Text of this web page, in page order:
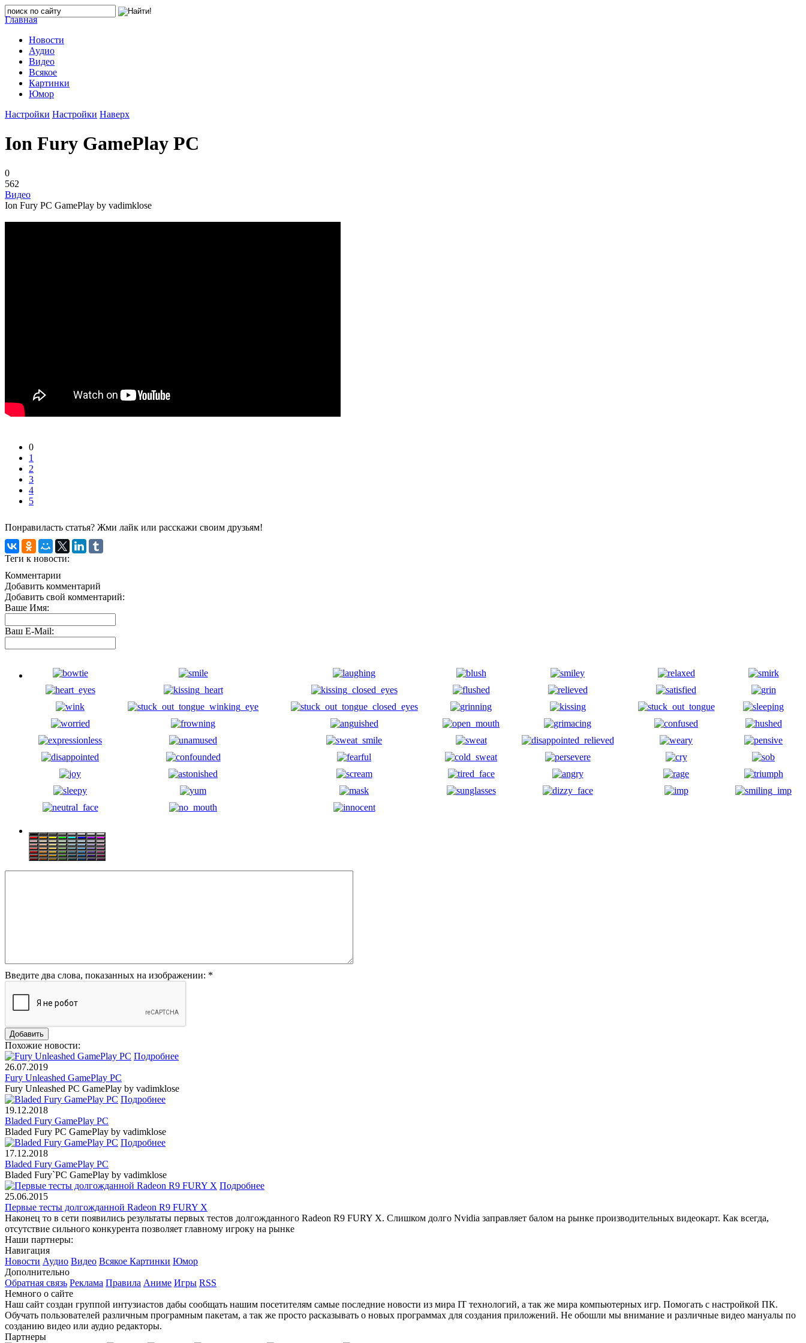
Главная
Новости
Аудио
Видео
Всякое
Картинки
Юмор
Настройки Настройки Наверх
Ion Fury GamePlay PC
0
562
Видео
Ion Fury PC GamePlay by vadimklose
0
1
2
3
4
5
Понравиласть статья? Жми лайк или расскажи своим друзьям!
Теги к новости:
Комментарии
Добавить комментарий
Добавить свой комментарий:
Ваше Имя:
Ваш E-Mail:
Введите два слова, показанных на изображении: *
Похожие новости:
Подробнее
26.07.2019
Fury Unleashed GamePlay PC
Fury Unleashed PC GamePlay by vadimklose
Подробнее
19.12.2018
Bladed Fury GamePlay PC
Bladed Fury PC GamePlay by vadimklose
Подробнее
17.12.2018
Bladed Fury GamePlay PC
Bladed Fury`PC GamePlay by vadimklose
Подробнее
25.06.2015
Первые тесты долгожданной Radeon R9 FURY X
Наконец то в сети появились результаты первых тестов долгожданного Radeon R9 FURY X. Слишком долго Nvidia заправляет балом на рынке производительных видеокарт. Как всегда,
отсутствие сильного конкурента позволяет главному игроку на рынке
Наши партнеры:
Навигация
Новости Аудио Видео Всякое Картинки Юмор
Дополнительно
Обратная связь Реклама Правила Аниме Игры RSS
Немного о сайте
Наш сайт создан группой интузиастов дабы сообщать нашим посетителям самые последние новости из мира IT технологий, а так же мира компьютерных игр. Помогать с настройкой ПК.
Обучать пользователей различным програмным пакетам, а так же просто расказывать о новых программах для создания приложений. Не обошли мы внимание и различные видео мануалы по
созданию видео или аудио редакторы.
Партнеры